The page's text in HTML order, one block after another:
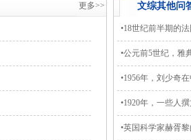
更多>> 文综其他问
•18世纪前半期的
•公元前5世纪，雅
•1956年，刘少奇
•1920年，一些人
•英国科学家赫胥